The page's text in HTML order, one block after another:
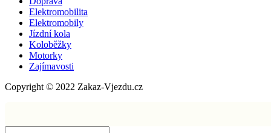
Elektromobilita
Elektromobily
Jízdní kola
Koloběžky
Motorky
Zajímavosti
Copyright © 2022 Zakaz-Vjezdu.cz